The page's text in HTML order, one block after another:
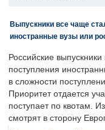
Выпускники все чаще
иностранные вузы или
Российские
поступления
в сложности
Приоритет отдается
поступает по квотам.
смотрят в сторону